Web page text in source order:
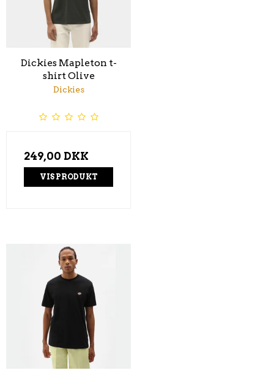
Dickies Mapleton t-
shirt Olive
Dickies
249,00 DKK
VIS PRODUKT